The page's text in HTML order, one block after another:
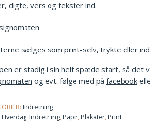
digte, vers og tekster ind.
sælges som print-selv, trykte eller
er stadig i sin helt spæde start, så det
og evt. følge med på facebook
Indretning
Hverdag,Indretning,Papir,Plakater,Print